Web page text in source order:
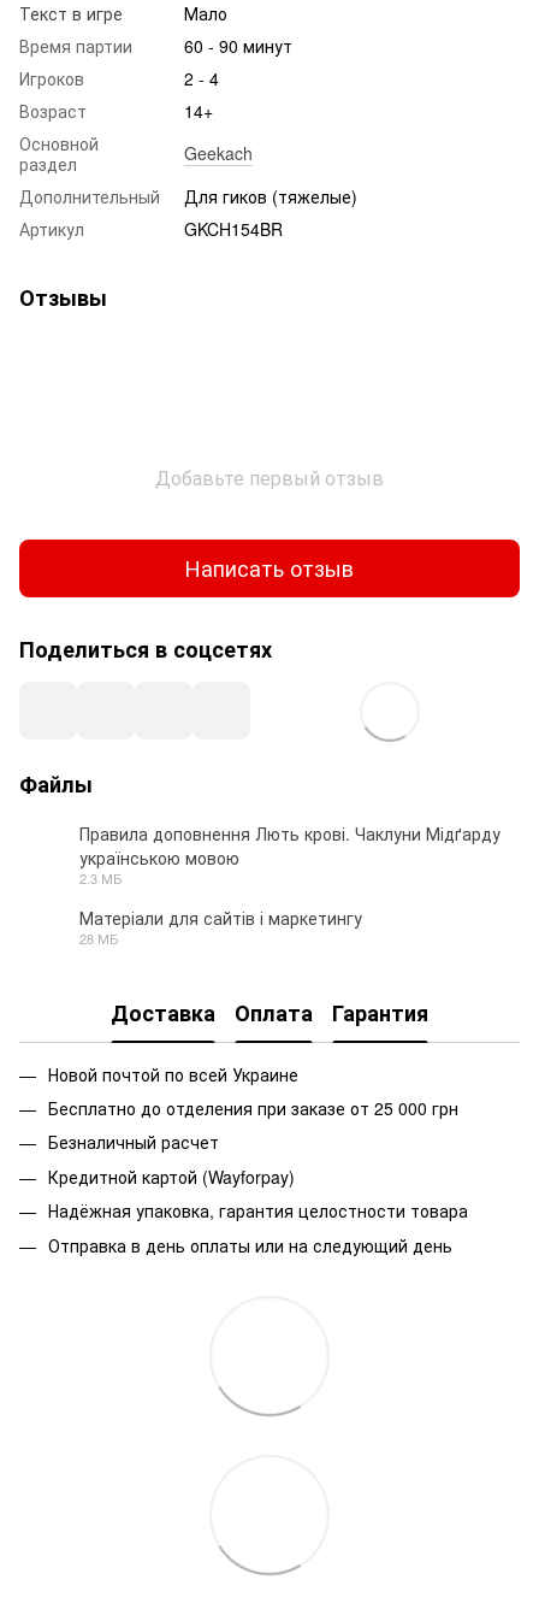
Текст в игре
Мало
Время партии
60 - 90 минут
Игроков
2 - 4
Возраст
14+
Основной
раздел
Geekach
Дополнительный
Для гиков (тяжелые)
Артикул
GKCH154BR
Отзывы
Добавьте первый отзыв
Написать отзыв
Поделиться в соцсетях
Файлы
Правила доповнення Лють крові. Чаклуни Мідґарду
українською мовою
2.3 МБ
Матеріали для сайтів і маркетингу
28 МБ
Доставка Оплата Гарантия
Новой почтой по всей Украине
Бесплатно до отделения при заказе от 25 000 грн
Безналичный расчет
Кредитной картой (Wayforpay)
Надёжная упаковка, гарантия целостности товара
Отправка в день оплаты или на следующий день